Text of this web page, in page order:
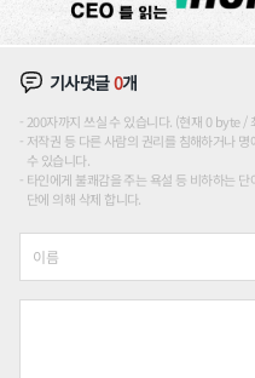
기사댓글0개
200자까지 쓰실 수 있습니다. (현재 0 byte /
저작권 등 다른 사람의 권리를 침해하거나
수 있습니다.
타인에게 불쾌감을 주는 욕설 등 비하하는
단에 의해 삭제 합니다.